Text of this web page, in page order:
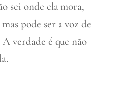
sei onde ela mora,
pode ser a voz de
verdade é que não